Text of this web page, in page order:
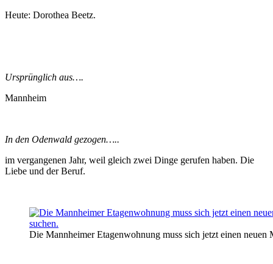
Heute: Dorothea Beetz.
Ursprünglich aus….
Mannheim
In den Odenwald gezogen…..
im vergangenen Jahr, weil gleich zwei Dinge gerufen haben. Die
Liebe und der Beruf.
Die Mannheimer Etagenwohnung muss sich jetzt einen neuen